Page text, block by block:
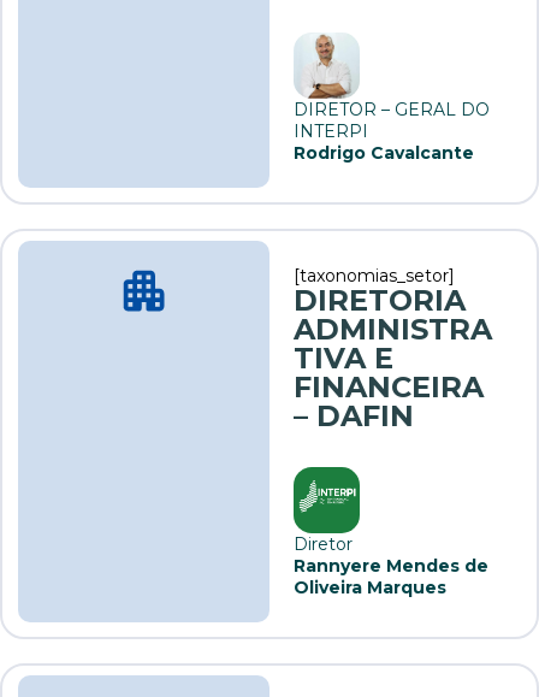
DIRETOR – GERAL DO
INTERPI
Rodrigo Cavalcante
[taxonomias_setor]
DIRETORIA
ADMINISTRA
TIVA E
FINANCEIRA
– DAFIN
Diretor
Rannyere Mendes de
Oliveira Marques